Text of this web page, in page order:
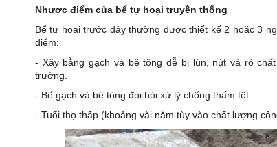
Nhược điểm của bể tự hoại truyền thống
Bể tự hoại trước đây thường được thiết kế 2 hoặc 3
điểm:
- Xây bằng gạch và bê tông dễ bị lún, nút và rò
trường.
- Bể gạch và bê tông đòi hỏi xử lý chống thấm tốt
- Tuổi thọ thấp (khoảng vài năm tùy vào chất lượng